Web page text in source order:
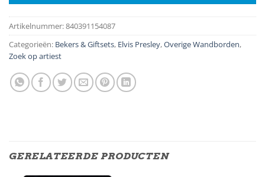
Artikelnummer:840391154087
Categorieën: Bekers & Giftsets, Elvis Presley,Overige Wandborden,
Zoek op artiest
GERELATEERDE PRODUCTEN